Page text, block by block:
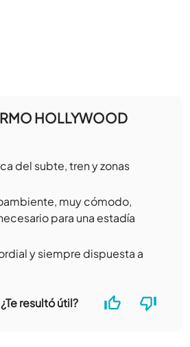
HOLLYWOOD
del subte, tren y zonas
muy cómodo,
para una estadía
y siempre dispuesta a
¿Te resultó útil?